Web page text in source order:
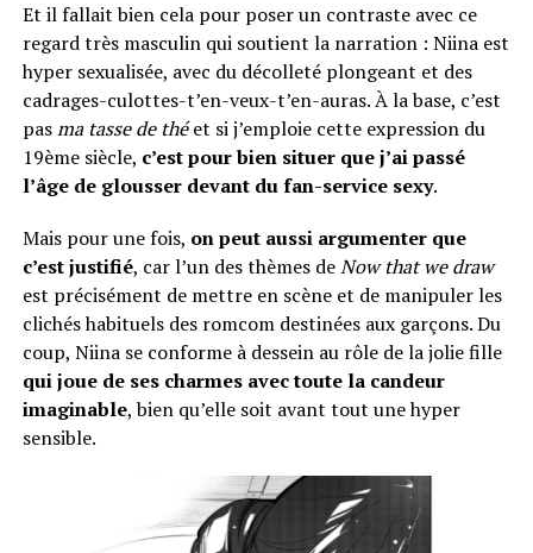
Et il fallait bien cela pour poser un contraste avec ce
regard très masculin qui soutient la narration : Niina est
hyper sexualisée, avec du décolleté plongeant et des
cadrages-culottes-t’en-veux-t’en-auras. À la base, c’est
pasma tasse de théet si j’emploie cette expression du
19ème siècle, c’est pour bien situer que j’ai passé
l’âge de glousser devant du fan-service sexy.
Mais pour une fois, on peut aussi argumenter que
c’est justifié, car l’un des thèmes deNow that we draw
est précisément de mettre en scène et de manipuler les
clichés habituels des romcom destinées aux garçons. Du
coup, Niina se conforme à dessein au rôle de la jolie fille
qui joue de ses charmes avec toute la candeur
imaginable, bien qu’elle soit avant tout une hyper
sensible.